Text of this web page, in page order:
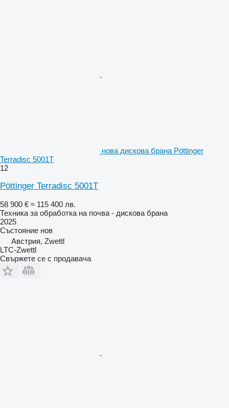
нова дискова брана Pöttinger
Terradisc 5001T
12
Pöttinger Terradisc 5001T
58 900 € ≈ 115 400 лв.
Техника за обработка на почва - дискова брана
2025
Състояние нов
Австрия, Zwettl
LTC-Zwettl
Свържете се с продавача